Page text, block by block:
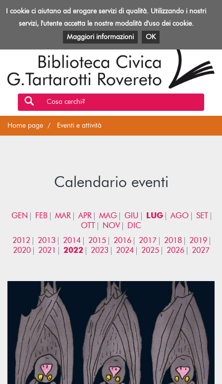
Toggle
Biblioteca
Rovereto
EVENTI E ATTIVITÀ PATRIMONIO E RISORSE
Cosa cerchi?
Home page Eventi e attività
Calendario eventi
GEN FEB MAR APR MAG GIU LUG AGO
SET
OTT
NOV
DIC
2012
2013 2014 2015 2016 2017 2018
2019
2020
2021 2022 2023 2024 2025 2026 2027
I cookie ci aiutano ad erogare servizi di qualità. Utilizzando i nostri
servizi, l'utente accetta le nostre modalità d'uso dei cookie.
Maggiori informazioni
OK